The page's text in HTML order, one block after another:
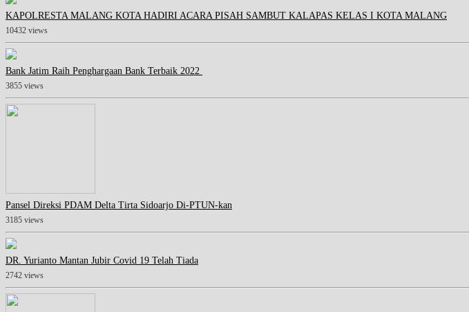
KAPOLRESTA MALANG KOTA HADIRI ACARA PISAH SAMBUT KALAPAS KELAS I KOTA MALANG
10432 views
Bank Jatim Raih Penghargaan Bank Terbaik 2022
3855 views
Pansel Direksi PDAM Delta Tirta Sidoarjo Di-PTUN-kan
3185 views
DR. Yurianto Mantan Jubir Covid 19 Telah Tiada
2742 views